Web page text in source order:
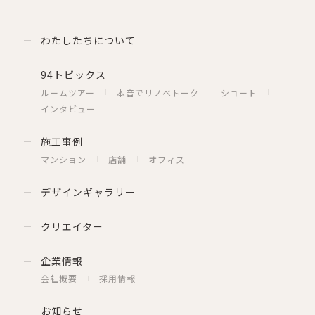
わたしたちについて
94トピックス
ルームツアー 本音でリノベトーク
ショート
インタビュー
施工事例
マンション 店舗 オフィス
デザインギャラリー
クリエイター
企業情報
会社概要 採用情報
お知らせ